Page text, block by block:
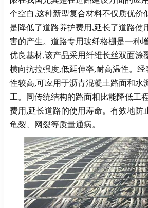
个空白,这种新型复合材料不仅质优价
是降低了道路养护费用,延长了道路使
害的产生。道路专用玻纤格栅是一种
优良基材,该产品采用纤维长丝双面涂
横向抗拉强度,低延伸率,耐高温性。
性较高,可应用于沥青混凝土路面和水
工。同传统结构的路面相比能降低工
费用,延长道路的使用寿命。有效地防
龟裂、网裂等质量通病。